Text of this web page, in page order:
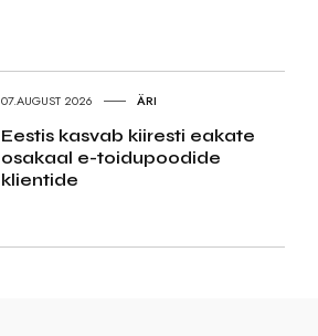
07.AUGUST 2026 ÄRI
Eestis kasvab kiiresti eakate
osakaal e-toidupoodide
klientide